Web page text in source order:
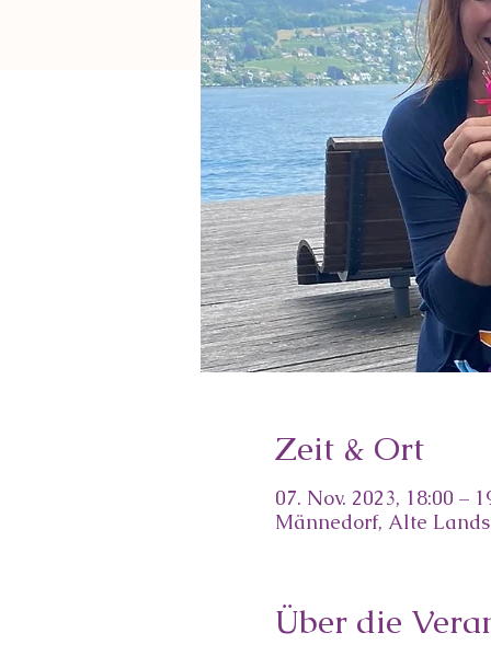
Zeit & Ort
07. Nov. 2023, 18:00 –
Männedorf, Alte
Über die